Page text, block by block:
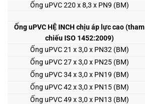
Ống uPVC 220 x 8,3 x PN9 (BM)
Ống uPVC HỆ INCH chịu áp lực cao (tham
chiếu ISO 1452:2009)
Ống uPVC 21 x 3,0 x PN32 (BM)
Ống uPVC 27 x 3,0 x PN25 (BM)
Ống uPVC 34 x 3,0 x PN19 (BM)
Ống uPVC 42 x 3,0 x PN15 (BM)
Ống uPVC 49 x 3,0 x PN13 (BM)